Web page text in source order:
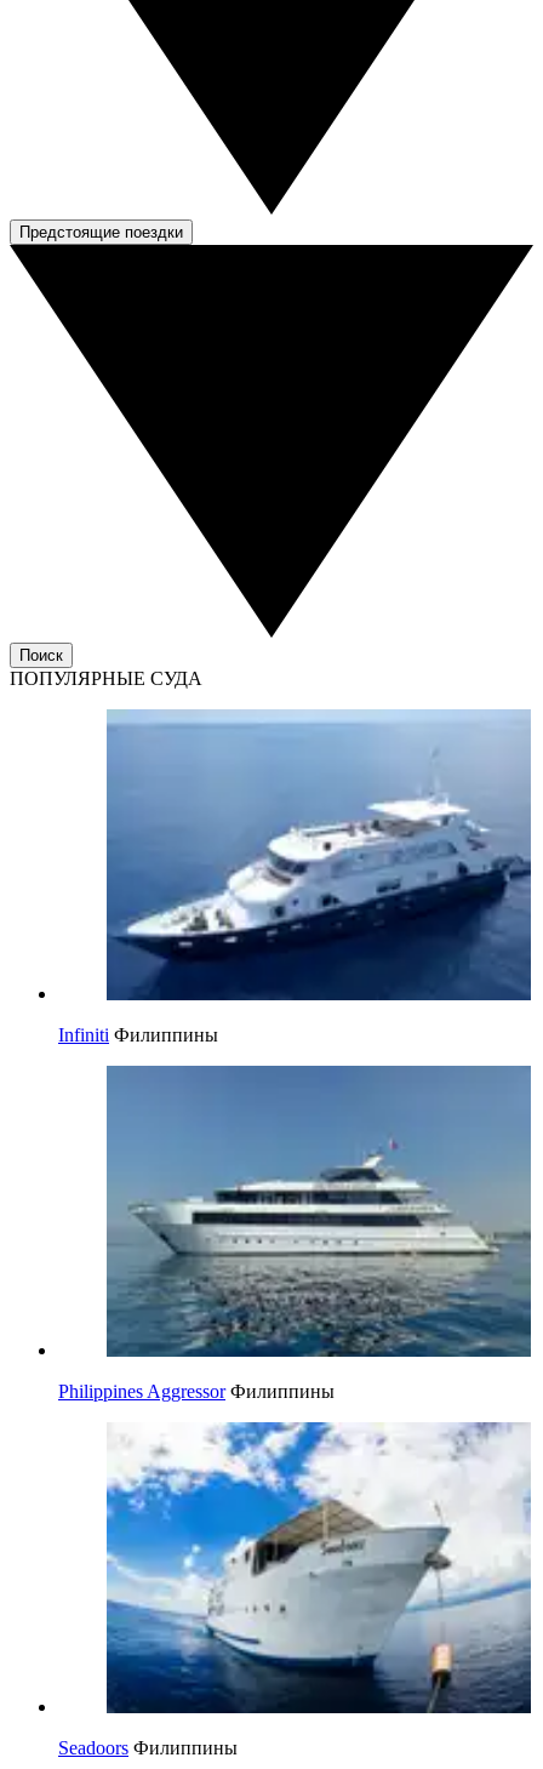
Предстоящие поездки
Поиск
ПОПУЛЯРНЫЕ СУДА
Infiniti Филиппины
Philippines Aggressor Филиппины
Seadoors Филиппины